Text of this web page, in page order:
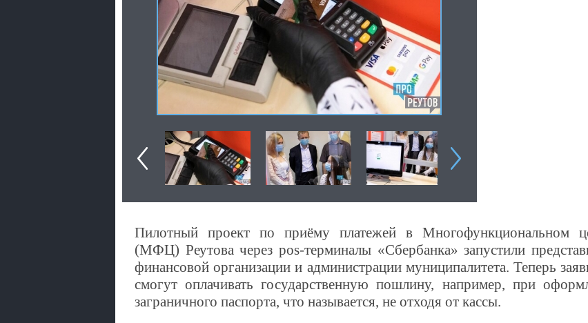
Пилотный проект по приёму платежей в Многофункциональном
(МФЦ) Реутова через pos-терминалы «Сбербанка» запустили
финансовой организации и администрации муниципалитета. Теперь
смогут оплачивать государственную пошлину, например, при
заграничного паспорта, что называется, не отходя от кассы.